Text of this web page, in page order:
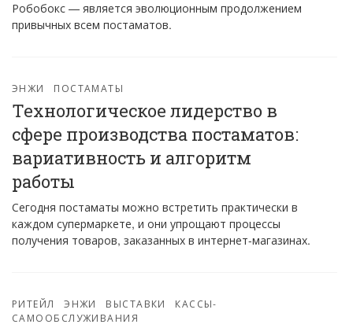
Робобокс — является эволюционным продолжением
привычных всем постаматов.
ЭНЖИ ПОСТАМАТЫ
Технологическое лидерство в
сфере производства постаматов:
вариативность и алгоритм
работы
Сегодня постаматы можно встретить практически в
каждом супермаркете, и они упрощают процессы
получения товаров, заказанных в интернет-магазинах.
РИТЕЙЛ ЭНЖИ ВЫСТАВКИ
КАССЫ-
САМООБСЛУЖИВАНИЯ